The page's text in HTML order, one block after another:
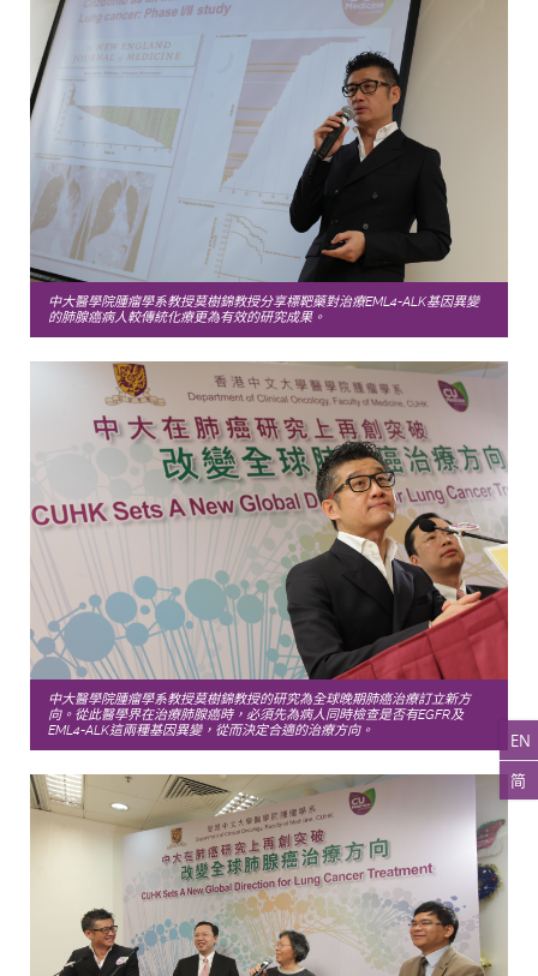
EN
简
中大醫學院腫瘤學系教授莫樹錦教授分享標靶藥對治療EML4-ALK基因異變
的肺腺癌病人較傳統化療更為有效的研究成果。
中大醫學院腫瘤學系教授莫樹錦教授的研究為全球晚期肺癌治療訂立新方
向。從此醫學界在治療肺腺癌時，必須先為病人同時檢查是否有EGFR及
EML4-ALK這兩種基因異變，從而決定合適的治療方向。